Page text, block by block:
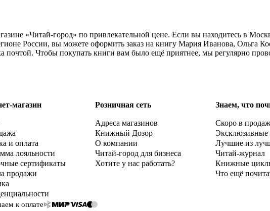
«Читай-город» по привлекательной цене. Если вы находитесь в
России, вы можете оформить заказ на книгу Мария Иванова, Ольга
почтой. Чтобы покупать книги вам было ещё приятнее, мы регулярно
магазин
и оплата
лояльности
сертификаты
продажи
Розничная сеть
Адреса магазинов
Книжный Дозор
О компании
Читай-город для бизнеса
Хотите у нас работать?
Знаем, что
Скоро в
Эксклюзивные
Лучшие из
Читай-журнал
Книжные
Что ещё
к оплате